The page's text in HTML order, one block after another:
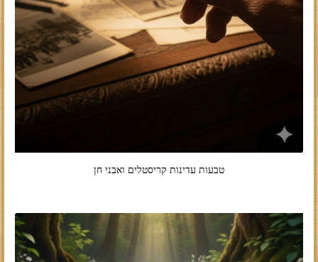
טבעות עדינות קריסטלים ואבני חן